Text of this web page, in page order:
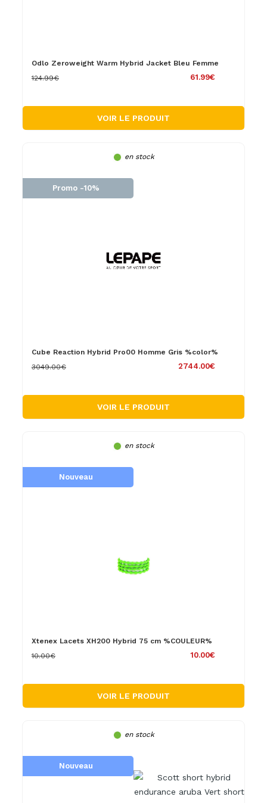
Odlo Zeroweight Warm Hybrid Jacket Bleu Femme
61.99€
124.99€
VOIR LE PRODUIT
en stock
Promo -10%
Cube Reaction Hybrid Pro00 Homme Gris %color%
2744.00€
3049.00€
VOIR LE PRODUIT
en stock
Nouveau
Xtenex Lacets XH200 Hybrid 75 cm %COULEUR%
10.00€
10.00€
VOIR LE PRODUIT
en stock
Nouveau